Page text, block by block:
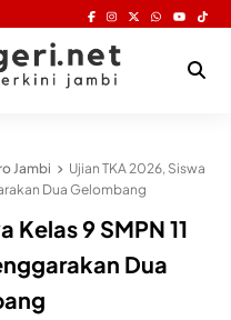
Jambi
Ujian TKA 2026, Siswa
Dua Gelombang
Kelas 9 SMPN 11
Dua